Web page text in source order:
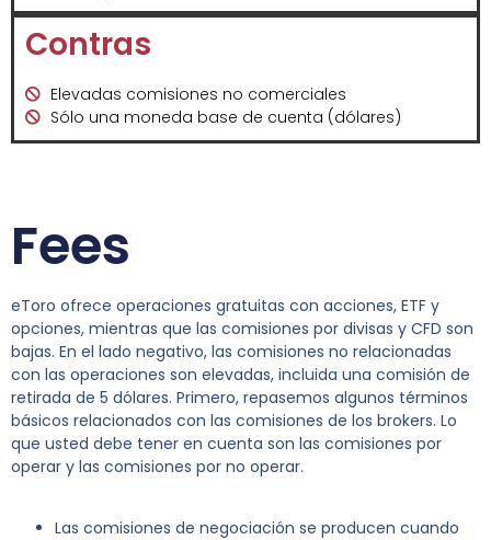
Contras
Elevadas comisiones no comerciales
Sólo una moneda base de cuenta (dólares)
Fees
eToro ofrece operaciones gratuitas con acciones, ETF y
opciones, mientras que las comisiones por divisas y CFD son
bajas. En el lado negativo, las comisiones no relacionadas
con las operaciones son elevadas, incluida una comisión de
retirada de 5 dólares. Primero, repasemos algunos términos
básicos relacionados con las comisiones de los brokers. Lo
que usted debe tener en cuenta son las comisiones por
operar y las comisiones por no operar.
Las comisiones de negociación se producen cuando